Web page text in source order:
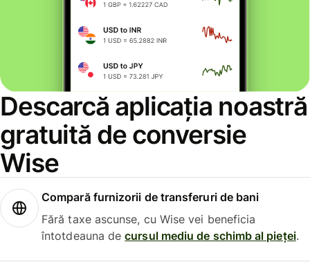
Descarcă aplicația noastră
gratuită de conversie
Wise
Compară furnizorii de transferuri de bani
Fără taxe ascunse, cu Wise vei beneficia
întotdeauna decursul mediu de schimb al pieței.